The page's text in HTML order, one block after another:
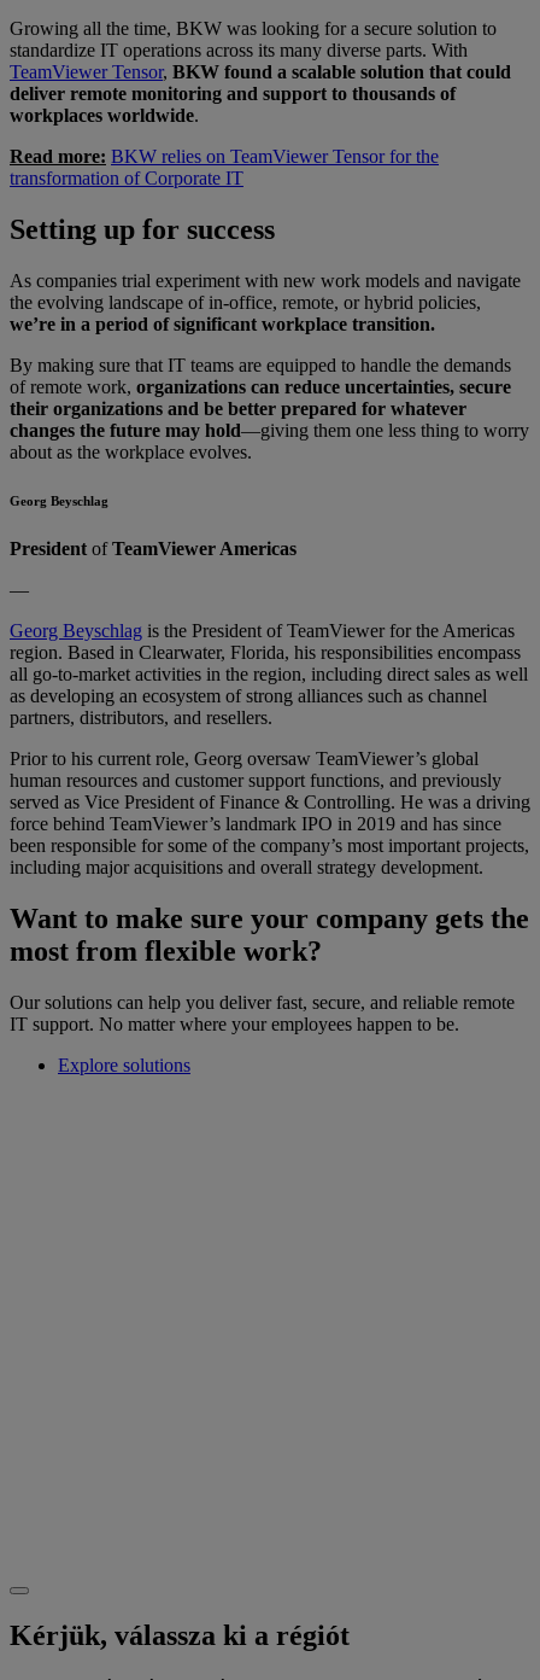
Growing all the time, BKW was looking for a secure solution to
standardize IT operations across its many diverse parts. With
TeamViewer Tensor, BKW found a scalable solution that could
deliver remote monitoring and support to thousands of
workplaces worldwide.
Read more: BKW relies on TeamViewer Tensor for the
transformation of Corporate IT
Setting up for success
As companies trial experiment with new work models and navigate
the evolving landscape of in-office, remote, or hybrid policies,
we’re in a period of significant workplace transition.
By making sure that IT teams are equipped to handle the demands
of remote work, organizations can reduce uncertainties, secure
their organizations and be better prepared for whatever
changes the future may hold—giving them one less thing to worry
about as the workplace evolves.
Georg Beyschlag
President ofTeamViewer Americas
—
Georg Beyschlag is the President of TeamViewer for the Americas
region. Based in Clearwater, Florida, his responsibilities encompass
all go-to-market activities in the region, including direct sales as well
as developing an ecosystem of strong alliances such as channel
partners, distributors, and resellers.
Prior to his current role, Georg oversaw TeamViewer’s global
human resources and customer support functions, and previously
served as Vice President of Finance & Controlling. He was a driving
force behind TeamViewer’s landmark IPO in 2019 and has since
been responsible for some of the company’s most important projects,
including major acquisitions and overall strategy development.
Want to make sure your company gets the
most from flexible work?
Our solutions can help you deliver fast, secure, and reliable remote
IT support. No matter where your employees happen to be.
Explore solutions
Kérjük, válassza ki a régiót